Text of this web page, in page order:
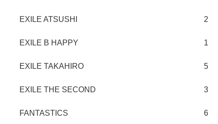
EXILE ATSUSHI 2
EXILE B HAPPY 1
EXILE TAKAHIRO 5
EXILE THE SECOND 3
FANTASTICS 6